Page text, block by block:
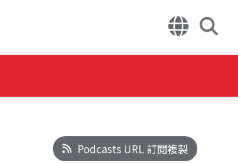
Podcasts URL 訂閱複製